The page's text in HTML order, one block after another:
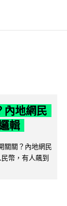
內地網民
輯
關關？內地網民
幣，有人飆到